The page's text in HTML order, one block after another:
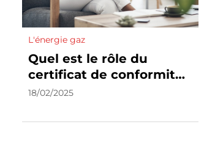
L'énergie gaz
Quel est le rôle du
certificat de conformité
d'installation gaz ?
18/02/2025